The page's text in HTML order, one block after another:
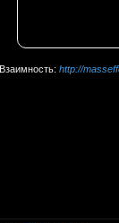
Взаимность: http://